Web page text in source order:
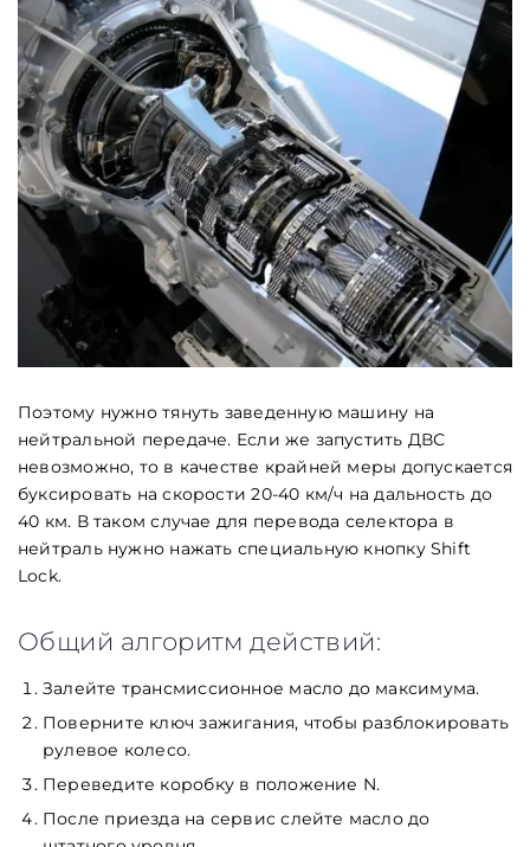
Поэтому нужно тянуть заведенную машину на
нейтральной передаче. Если же запустить ДВС
невозможно, то в качестве крайней меры допускается
буксировать на скорости 20-40 км/ч на дальность до
40 км. В таком случае для перевода селектора в
нейтраль нужно нажать специальную кнопку Shift
Lock.
Общий алгоритм действий:
Залейте трансмиссионное масло до максимума.
Поверните ключ зажигания, чтобы разблокировать
рулевое колесо.
Переведите коробку в положение N.
После приезда на сервис слейте масло до